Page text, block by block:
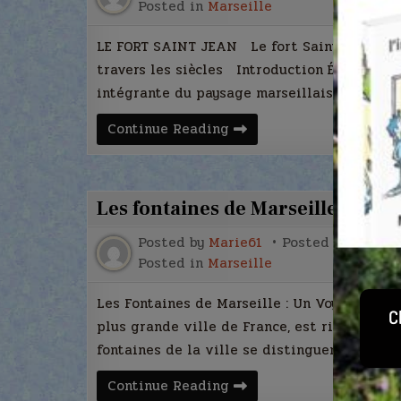
Posted in Marseille
LE FORT SAINT JEAN Le fort Saint-Jean
travers les siècles Introduction Érigé à
intégrante du paysage marseillais. Visible
Continue Reading Le
fort
Saint
Les fontaines de Marseille
Posted by Marie61 Posted on31
Posted in Marseille
Les Fontaines de Marseille : Un Voyage à
plus grande ville de France, est riche en
fontaines de la ville se distinguent par…
Continue Reading Les